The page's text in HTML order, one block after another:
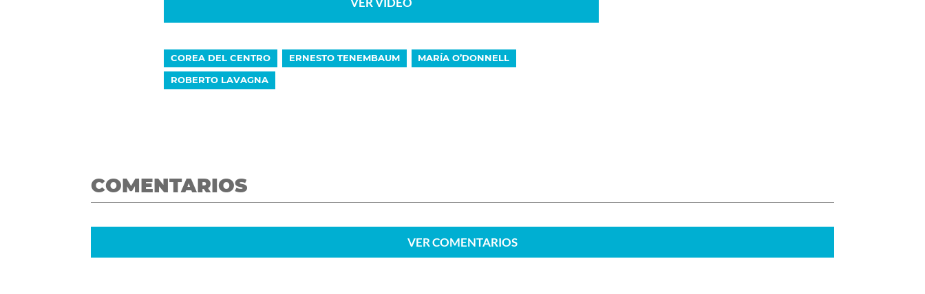
COREA DEL CENTRO ERNESTO TENEMBAUM
MARÍA O’DONNELL
ROBERTO LAVAGNA
COMENTARIOS
VERCOMENTARIOS